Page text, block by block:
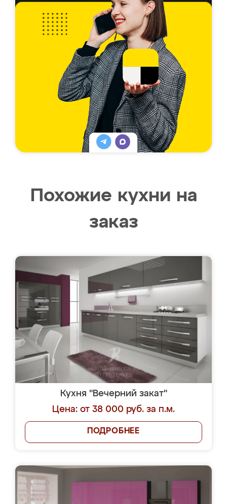
Похожие кухни на
заказ
Кухня "Вечерний закат"
Цена: от 38 000 руб. за п.м.
ПОДРОБНЕЕ